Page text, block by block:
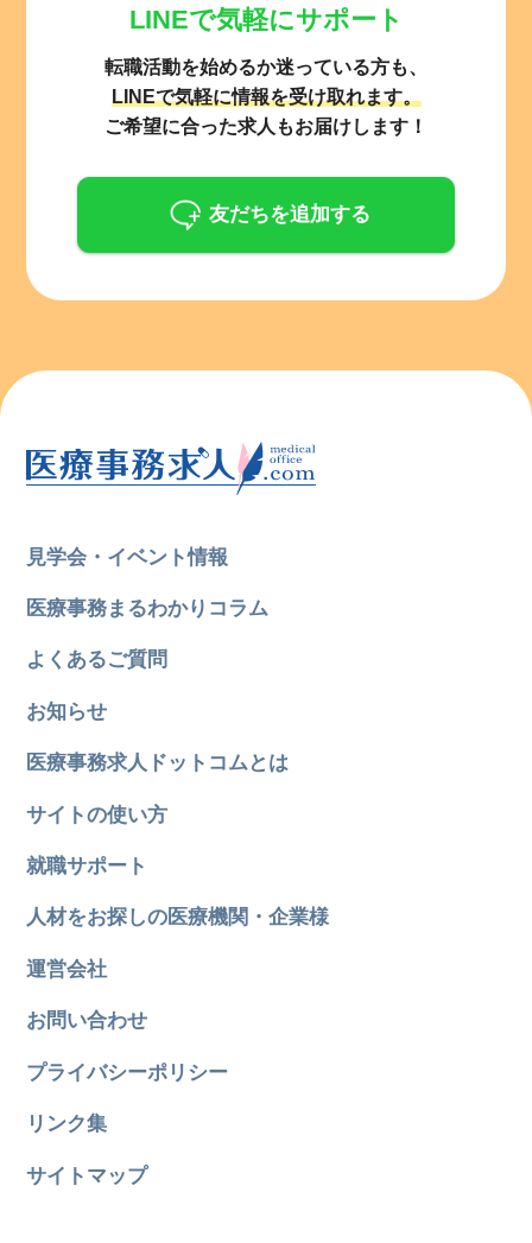
LINEで気軽にサポート
転職活動を始めるか迷っている方も、
LINEで気軽に情報を受け取れます。
ご希望に合った求人もお届けします！
友だちを追加する
見学会・イベント情報
医療事務まるわかりコラム
よくあるご質問
お知らせ
医療事務求人ドットコムとは
サイトの使い方
就職サポート
人材をお探しの医療機関・企業様
運営会社
お問い合わせ
プライバシーポリシー
リンク集
サイトマップ